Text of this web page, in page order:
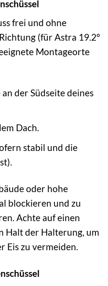
frei und ohne
(für Astra 19.2°
Montageorte
der Südseite deines
Dach.
stabil und die
oder hohe
blockieren und zu
Achte auf einen
Halt der Halterung, um
Eis zu vermeiden.